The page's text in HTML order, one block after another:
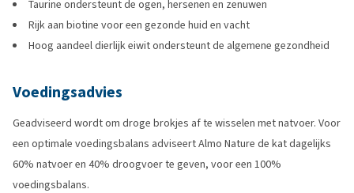
Taurine ondersteunt de ogen, hersenen en zenuwen
Rijk aan biotine voor een gezonde huid en vacht
Hoog aandeel dierlijk eiwit ondersteunt de algemene gezondheid
Voedingsadvies
Geadviseerd wordt om droge brokjes af te wisselen met natvoer. Voor
een optimale voedingsbalans adviseert Almo Nature de kat dagelijks
60% natvoer en 40% droogvoer te geven, voor een 100%
voedingsbalans.